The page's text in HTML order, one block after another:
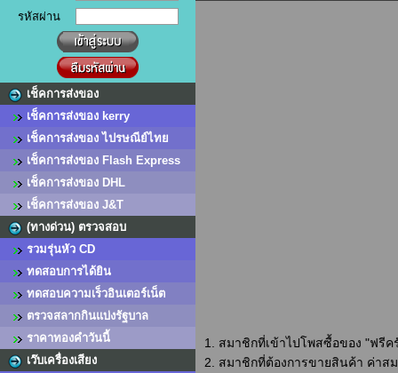
รหัสผ่าน
เช็คการส่งของ
เช็คการส่งของ kerry
เช็คการส่งของ ไปรษณีย์ไทย
เช็คการส่งของ Flash Express
เช็คการส่งของ DHL
เช็คการส่งของ J&T
(ทางด่วน) ตรวจสอบ
รวมรุ่นหัว CD
ทดสอบการได้ยิน
ทดสอบความเร็วอินเตอร์เน็ต
ตรวจสลากกินแบ่งรัฐบาล
ราคาทองคำวันนี้
เว๊บเครื่องเสียง
1. สมาชิกที่เข้าไปโพสซื้อของ "ฟรีค
2. สมาชิกที่ต้องการขายสินค้า ค่าส